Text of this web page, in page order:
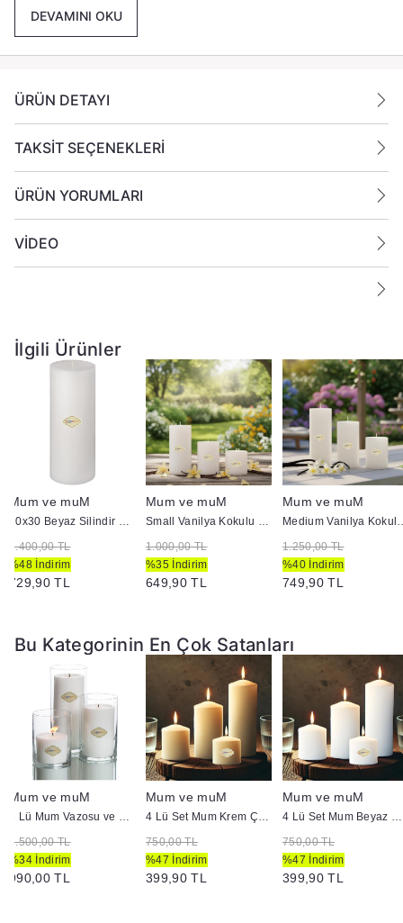
mum gönderilmektedir.
Yanan bir mumun durumunu belirli aralıklarla kontrol
edin.
Mumları yanıcı maddelerin yakınlarına koymayın
DEVAMINI OKU
ÜRÜN DETAYI
TAKSİT SEÇENEKLERİ
ÜRÜN YORUMLARI
VİDEO
İlgili Ürünler
Mum ve muM
10x30 Beyaz Silindir Mum
1.400,00 TL
%48 İndirim
729,90 TL
Mum ve muM
Small Vanilya Kokulu Set Mum Çap 7 cm Beyaz
1.000,00 TL
%35 İndirim
649,90 TL
Mum ve muM
Medium Vanilya
1.250,00 TL
%40 İndirim
749,90 TL
Bu Kategorinin En Çok Satanları
Mum ve muM
3 Lü Mum Vazosu ve Mum Seti Beyaz
1.500,00 TL
%34 İndirim
990,00 TL
Mum ve muM
4 Lü Set Mum Krem Çap :5 cm
750,00 TL
%47 İndirim
399,90 TL
Mum ve muM
4 Lü Set Mum Beyaz Çap :5 cm
750,00 TL
%47 İndirim
399,90 TL